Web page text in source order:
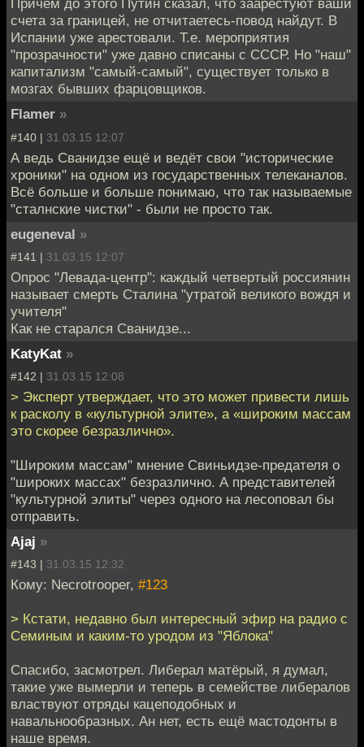
Причём до этого Путин сказал, что заарестуют ваши
счета за границей, не отчитаетесь-повод найдут. В
Испании уже арестовали. Т.е. мероприятия
"прозрачности" уже давно списаны с СССР. Но "наш"
капитализм "самый-самый", существует только в
мозгах бывших фарцовщиков.
Flamer »
#140 | 31.03.15 12:07
А ведь Сванидзе ещё и ведёт свои "исторические
хроники" на одном из государственных телеканалов.
Всё больше и больше понимаю, что так называемые
"сталнские чистки" - были не просто так.
eugeneval »
#141 | 31.03.15 12:07
Опрос "Левада-центр": каждый четвертый россиянин
называет смерть Сталина "утратой великого вождя и
учителя"
Как не старался Сванидзе...
KatyKat »
#142 | 31.03.15 12:08
> Эксперт утверждает, что это может привести лишь
к расколу в «культурной элите», а «широким массам
это скорее безразлично».
"Широким массам" мнение Свиньидзе-предателя о
"широких массах" безразлично. А представителей
"культурной элиты" через одного на лесоповал бы
отправить.
Ajaj »
#143 | 31.03.15 12:32
Кому: Necrotrooper, #123
> Кстати, недавно был интересный эфир на радио с
Семиным и каким-то уродом из "Яблока"
Спасибо, засмотрел. Либерал матёрый, я думал,
такие уже вымерли и теперь в семействе либералов
властвуют отряды кацеподобных и
навальнообразных. Ан нет, есть ещё мастодонты в
наше время.